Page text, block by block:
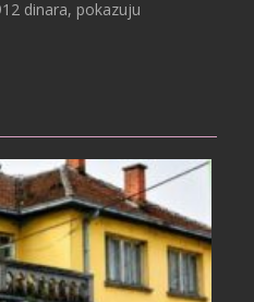
dinara, pokazuju